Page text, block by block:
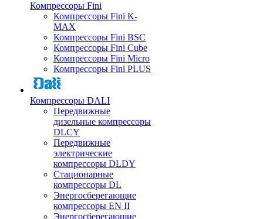
Компрессоры Fini
Компрессоры Fini K-
MAX
Компрессоры Fini BSC
Компрессоры Fini Cube
Компрессоры Fini Micro
Компрессоры Fini PLUS
Компрессоры DALI
Передвижные
дизельные компрессоры
DLCY
Передвижные
электрические
компрессоры DLDY
Стационарные
компрессоры DL
Энергосберегающие
компрессоры EN II
Энергосберегающие